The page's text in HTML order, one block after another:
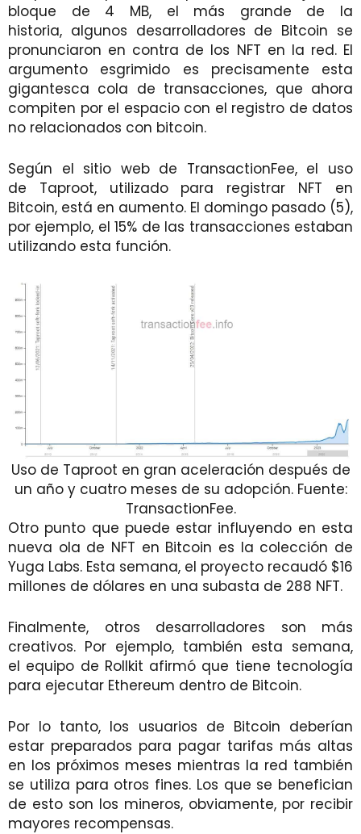
bloque de 4 MB, el más grande de la
historia, algunos desarrolladores de Bitcoin se
pronunciaron en contra de los NFT en la red. El
argumento esgrimido es precisamente esta
gigantesca cola de transacciones, que ahora
compiten por el espacio con el registro de datos
no relacionados con bitcoin.
Según el sitio web de TransactionFee, el uso
de Taproot, utilizado para registrar NFT en
Bitcoin, está en aumento. El domingo pasado (5),
por ejemplo, el 15% de las transacciones estaban
utilizando esta función.
Uso de Taproot en gran aceleración después de
un año y cuatro meses de su adopción. Fuente:
TransactionFee.
Otro punto que puede estar influyendo en esta
nueva ola de NFT en Bitcoin es la colección de
Yuga Labs. Esta semana, el proyecto recaudó $16
millones de dólares en una subasta de 288 NFT.
Finalmente, otros desarrolladores son más
creativos. Por ejemplo, también esta semana,
el equipo de Rollkit afirmó que tiene tecnología
para ejecutar Ethereum dentro de Bitcoin.
Por lo tanto, los usuarios de Bitcoin deberían
estar preparados para pagar tarifas más altas
en los próximos meses mientras la red también
se utiliza para otros fines. Los que se benefician
de esto son los mineros, obviamente, por recibir
mayores recompensas.